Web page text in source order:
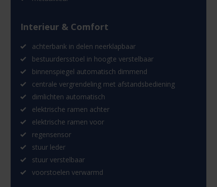
Interieur & Comfort
achterbank in delen neerklapbaar
bestuurdersstoel in hoogte verstelbaar
binnenspiegel automatisch dimmend
centrale vergrendeling met afstandsbediening
dimlichten automatisch
elektrische ramen achter
elektrische ramen voor
regensensor
stuur leder
stuur verstelbaar
voorstoelen verwarmd